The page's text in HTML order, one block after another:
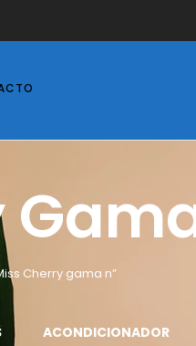
Cherry gama n”
ACONDICIONADOR